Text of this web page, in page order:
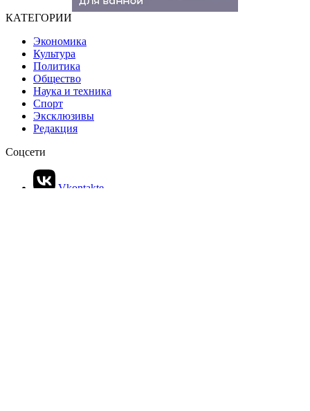
Как лечили гипертонию в СССР и как это делают сейчас